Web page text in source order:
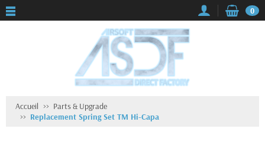
0
Accueil
Parts & Upgrade
Replacement Spring Set TM Hi-Capa